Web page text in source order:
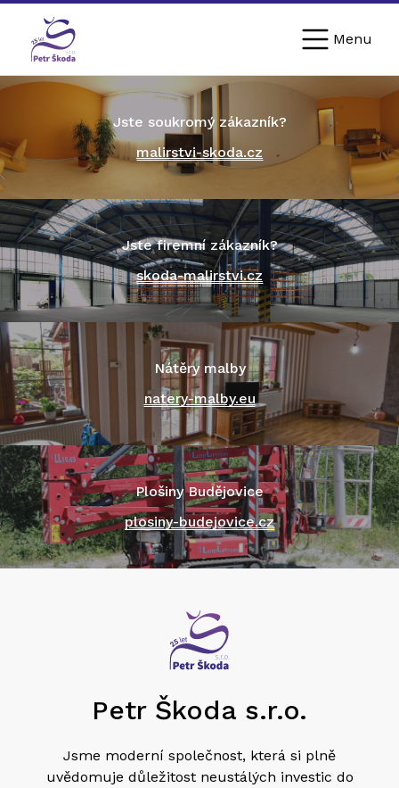
Menu
Jste soukromý zákazník?
malirstvi-skoda.cz
Jste firemní zákazník?
skoda-malirstvi.cz
Nátěry malby
natery-malby.eu
Plošiny Budějovice
plosiny-budejovice.cz
Petr Škoda s.r.o.
Jsme moderní společnost, která si plně
uvědomuje důležitost neustálých investic do